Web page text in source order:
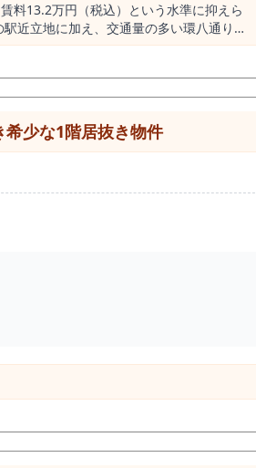
料13.2万円（税込）という水準に抑えら
で、都心主要駅ほどの規模ではないもの
ポジションを確保しやすいエリアです。
型の営業と相性の良い立地と言えます。
営形態があります。 ・初期投資を抑えや
、同業態であれば開業時の負担を抑えつ
少な1階居抜き物件